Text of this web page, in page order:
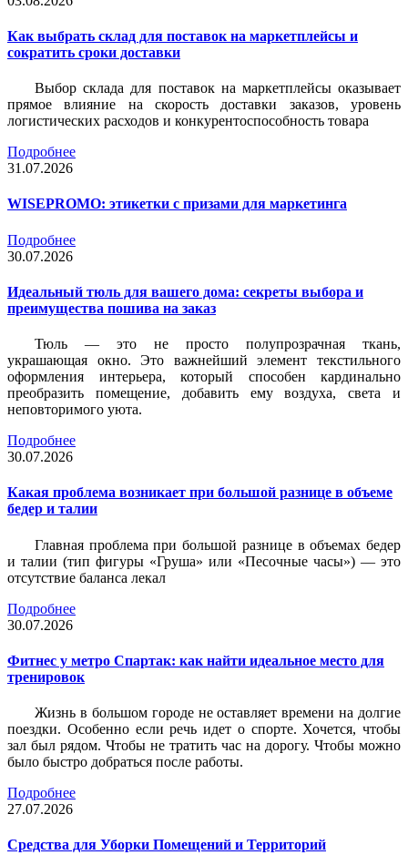
Как выбрать склад для поставок на маркетплейсы и
сократить сроки доставки
Выбор склада для поставок на маркетплейсы оказывает
прямое влияние на скорость доставки заказов, уровень
логистических расходов и конкурентоспособность товара
Подробнее
31.07.2026
WISEPROMO: этикетки с призами для маркетинга
Подробнее
30.07.2026
Идеальный тюль для вашего дома: секреты выбора и
преимущества пошива на заказ
Тюль — это не просто полупрозрачная ткань,
украшающая окно. Это важнейший элемент текстильного
оформления интерьера, который способен кардинально
преобразить помещение, добавить ему воздуха, света и
неповторимого уюта.
Подробнее
30.07.2026
Какая проблема возникает при большой разнице в объеме
бедер и талии
Главная проблема при большой разнице в объемах бедер
и талии (тип фигуры «Груша» или «Песочные часы») — это
отсутствие баланса лекал
Подробнее
30.07.2026
Фитнес у метро Спартак: как найти идеальное место для
тренировок
Жизнь в большом городе не оставляет времени на долгие
поездки. Особенно если речь идет о спорте. Хочется, чтобы
зал был рядом. Чтобы не тратить час на дорогу. Чтобы можно
было быстро добраться после работы.
Подробнее
27.07.2026
Средства для Уборки Помещений и Территорий